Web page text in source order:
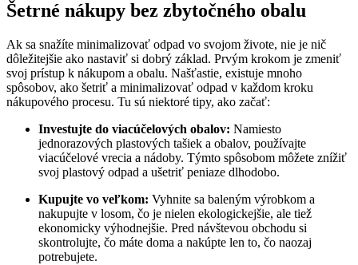
Šetrné nákupy bez zbytočného obalu
Ak sa snažíte minimalizovať odpad vo svojom živote, nie je nič
dôležitejšie ako nastaviť si dobrý základ. Prvým krokom je zmeniť
svoj prístup k nákupom a obalu. Našťastie, existuje mnoho
spôsobov, ako šetriť a minimalizovať odpad v každom kroku
nákupového procesu. Tu sú niektoré tipy, ako začať:
Investujte do viacúčelových obalov: Namiesto
jednorazových plastových tašiek a obalov, používajte
viacúčelové vrecia a nádoby. Týmto spôsobom môžete znížiť
svoj plastový odpad a ušetriť peniaze dlhodobo.
Kupujte vo veľkom: Vyhnite sa baleným výrobkom a
nakupujte v losom, čo je nielen ekologickejšie, ale tiež
ekonomicky výhodnejšie. Pred návštevou obchodu si
skontrolujte, čo máte doma a nakúpte len to, čo naozaj
potrebujete.